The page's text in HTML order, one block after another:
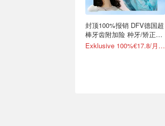
封顶100%报销 DFV德国超
棒牙齿附加险 种牙/矫正都
能报！
Exklusive 100%€17.8/月起！继续送10欧礼卡